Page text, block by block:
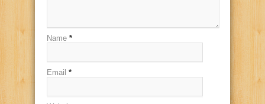
Name *
Email *